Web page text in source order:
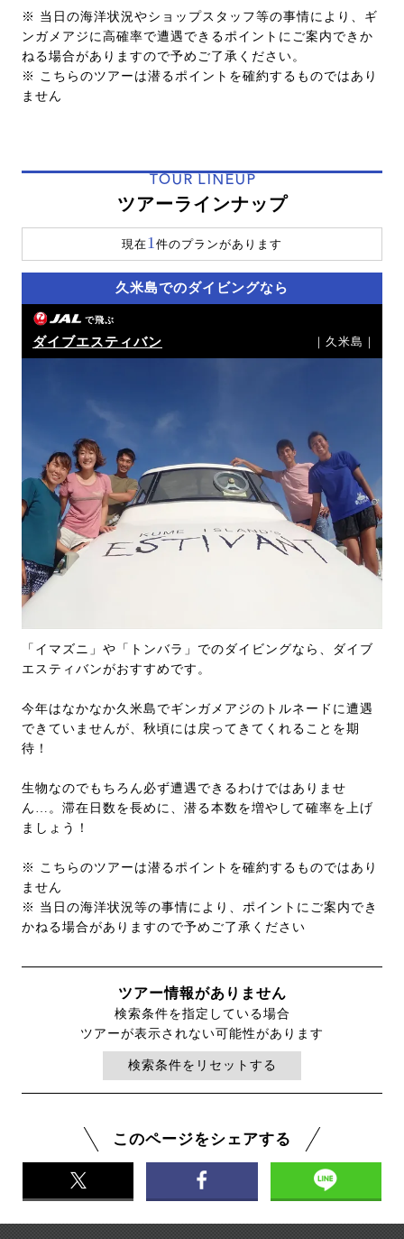
※ 当日の海洋状況やショップスタッフ等の事情により、ギ
ンガメアジに高確率で遭遇できるポイントにご案内できか
ねる場合がありますので予めご了承ください。
※ こちらのツアーは潜るポイントを確約するものではあり
ません
TOUR LINEUP
ツアーラインナップ
現在1 件のプランがあります
久米島でのダイビングなら
で飛ぶ
ダイブエスティバン ｜久米島｜
「イマズニ」や「トンバラ」でのダイビングなら、ダイブ
エスティバンがおすすめです。
今年はなかなか久米島でギンガメアジのトルネードに遭遇
できていませんが、秋頃には戻ってきてくれることを期
待！
生物なのでもちろん必ず遭遇できるわけではありませ
ん…。滞在日数を長めに、潜る本数を増やして確率を上げ
ましょう！
※ こちらのツアーは潜るポイントを確約するものではあり
ません
※ 当日の海洋状況等の事情により、ポイントにご案内でき
かねる場合がありますので予めご了承ください
ツアー情報がありません
検索条件を指定している場合
ツアーが表示されない可能性があります
検索条件をリセットする
このページをシェアする